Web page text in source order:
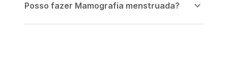
Posso fazer Mamografia menstruada?